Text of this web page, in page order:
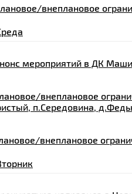
внеплановое
мероприятий в ДК
внеплановое
п.Середовина,
внеплановое